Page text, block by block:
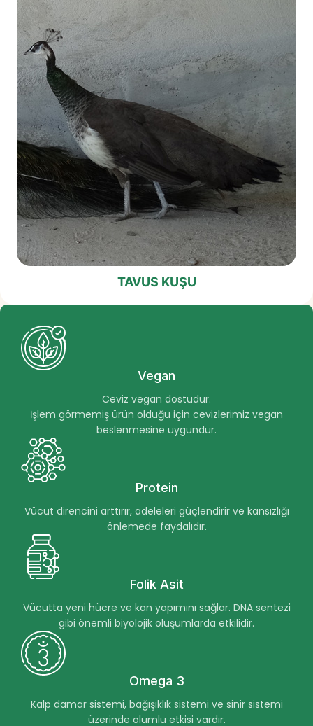
TAVUS KUŞU
Vegan
Ceviz vegan dostudur.
İşlem görmemiş ürün olduğu için cevizlerimiz vegan
beslenmesine uygundur.
Protein
Vücut direncini arttırır, adeleleri güçlendirir ve kansızlığı
önlemede faydalıdır.
Folik Asit
Vücutta yeni hücre ve kan yapımını sağlar. DNA sentezi
gibi önemli biyolojik oluşumlarda etkilidir.
Omega 3
Kalp damar sistemi, bağışıklık sistemi ve sinir sistemi
üzerinde olumlu etkisi vardır.